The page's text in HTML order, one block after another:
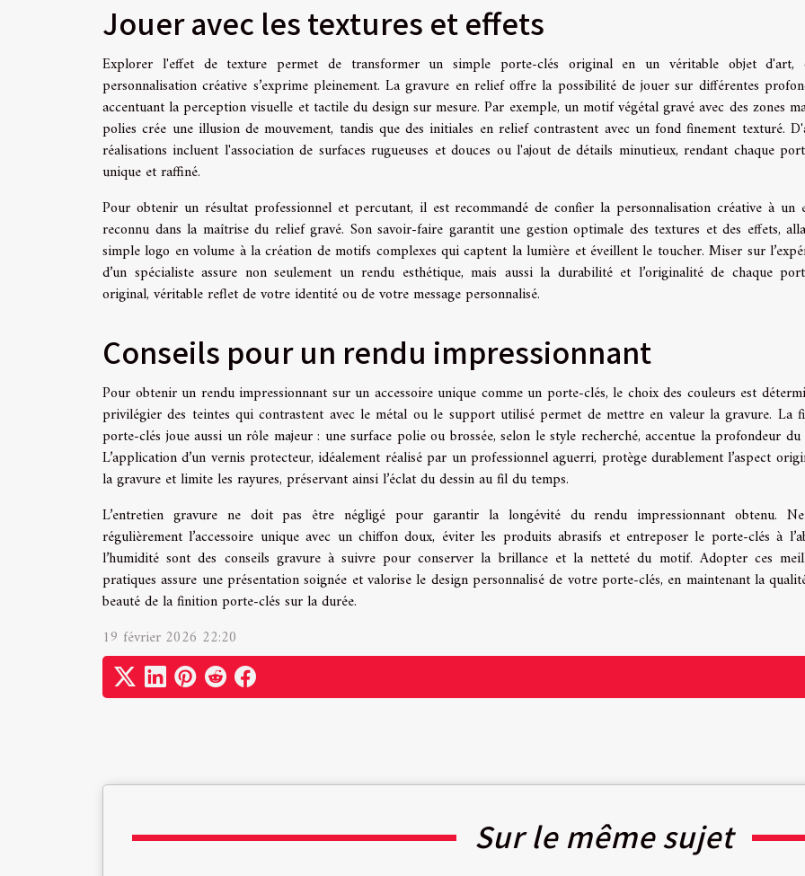
Jouer avec les textures et effets
Explorer l'effet de texture permet de transformer un simple porte-clés original en un véritable objet
personnalisation créative s’exprime pleinement. La gravure en relief offre la possibilité de jouer sur différentes
accentuant la perception visuelle et tactile du design sur mesure. Par exemple, un motif végétal gravé avec des zones
polies crée une illusion de mouvement, tandis que des initiales en relief contrastent avec un fond finement texturé.
réalisations incluent l'association de surfaces rugueuses et douces ou l'ajout de détails minutieux, rendant chaque
unique et raffiné.
Pour obtenir un résultat professionnel et percutant, il est recommandé de confier la personnalisation créative à un
reconnu dans la maîtrise du relief gravé. Son savoir-faire garantit une gestion optimale des textures et des effets,
simple logo en volume à la création de motifs complexes qui captent la lumière et éveillent le toucher. Miser sur
d’un spécialiste assure non seulement un rendu esthétique, mais aussi la durabilité et l’originalité de chaque
original, véritable reflet de votre identité ou de votre message personnalisé.
Conseils pour un rendu impressionnant
Pour obtenir un rendu impressionnant sur un accessoire unique comme un porte-clés, le choix des couleurs est
privilégier des teintes qui contrastent avec le métal ou le support utilisé permet de mettre en valeur la gravure. La
porte-clés joue aussi un rôle majeur : une surface polie ou brossée, selon le style recherché, accentue la profondeur
L’application d’un vernis protecteur, idéalement réalisé par un professionnel aguerri, protège durablement l’aspect
la gravure et limite les rayures, préservant ainsi l’éclat du dessin au fil du temps.
L’entretien gravure ne doit pas être négligé pour garantir la longévité du rendu impressionnant obtenu.
régulièrement l’accessoire unique avec un chiffon doux, éviter les produits abrasifs et entreposer le porte-clés à
l’humidité sont des conseils gravure à suivre pour conserver la brillance et la netteté du motif. Adopter ces
pratiques assure une présentation soignée et valorise le design personnalisé de votre porte-clés, en maintenant la
beauté de la finition porte-clés sur la durée.
19 février 2026 22:20
Sur le même sujet